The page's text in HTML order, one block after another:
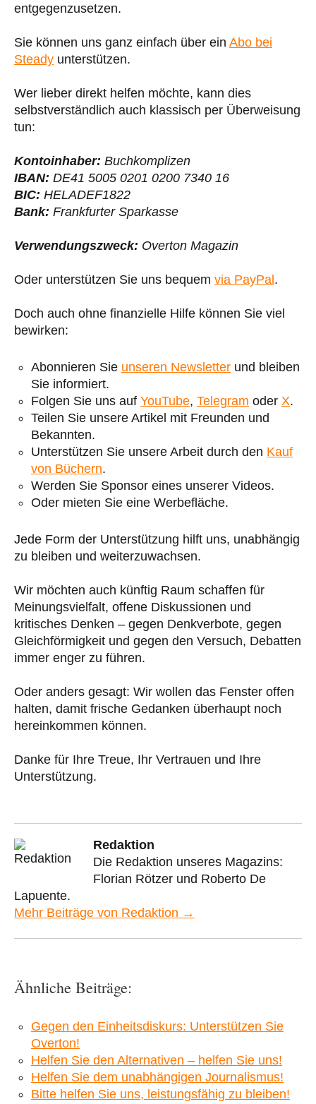
entgegenzusetzen.
Sie können uns ganz einfach über ein Abo bei
Steady unterstützen.
Wer lieber direkt helfen möchte, kann dies
selbstverständlich auch klassisch per Überweisung
tun:
Kontoinhaber: Buchkomplizen
IBAN: DE41 5005 0201 0200 7340 16
BIC: HELADEF1822
Bank: Frankfurter Sparkasse
Verwendungszweck: Overton Magazin
Oder unterstützen Sie uns bequem via PayPal.
Doch auch ohne finanzielle Hilfe können Sie viel
bewirken:
Abonnieren Sie unseren Newsletter und bleiben
Sie informiert.
Folgen Sie uns auf YouTube, Telegram oder X.
Teilen Sie unsere Artikel mit Freunden und
Bekannten.
Unterstützen Sie unsere Arbeit durch den Kauf
von Büchern.
Werden Sie Sponsor eines unserer Videos.
Oder mieten Sie eine Werbefläche.
Jede Form der Unterstützung hilft uns, unabhängig
zu bleiben und weiterzuwachsen.
Wir möchten auch künftig Raum schaffen für
Meinungsvielfalt, offene Diskussionen und
kritisches Denken – gegen Denkverbote, gegen
Gleichförmigkeit und gegen den Versuch, Debatten
immer enger zu führen.
Oder anders gesagt: Wir wollen das Fenster offen
halten, damit frische Gedanken überhaupt noch
hereinkommen können.
Danke für Ihre Treue, Ihr Vertrauen und Ihre
Unterstützung.
Redaktion
Die Redaktion unseres Magazins:
Florian Rötzer und Roberto De
Lapuente.
Mehr Beiträge von Redaktion →
Ähnliche Beiträge:
Gegen den Einheitsdiskurs: Unterstützen Sie
Overton!
Helfen Sie den Alternativen – helfen Sie uns!
Helfen Sie dem unabhängigen Journalismus!
Bitte helfen Sie uns, leistungsfähig zu bleiben!